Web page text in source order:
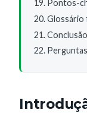
Pontos-
Glossário
Conclusão